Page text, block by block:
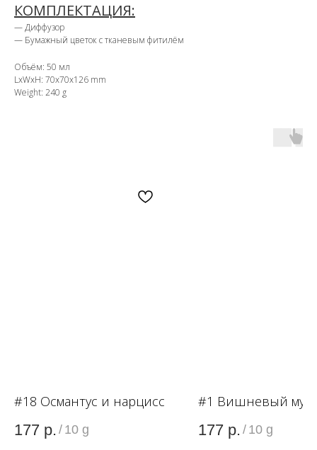
КОМПЛЕКТАЦИЯ:
— Диффузор
— Бумажный цветок с тканевым фитилём
Объём: 50 мл
LxWxH: 70x70x126 mm
Weight: 240 g
#18 Османтус и нарцисс
177 р. / 10 g
#1 Вишневый мусс
177 р. / 10 g